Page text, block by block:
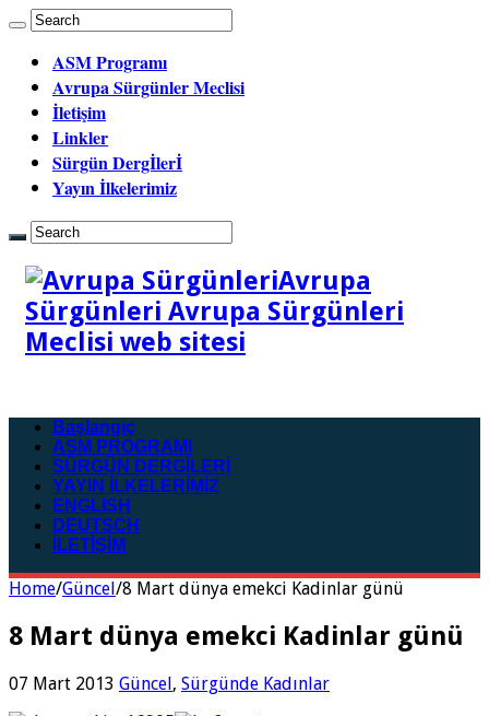
ASM Programı
Avrupa Sürgünler Meclisi
İletişim
Linkler
Sürgün Dergİlerİ
Yayın İlkelerimiz
Avrupa
Sürgünleri Avrupa Sürgünleri
Meclisi web sitesi
Başlangıç
ASM PROGRAMI
SÜRGÜN DERGİLERİ
YAYIN İLKELERİMİZ
ENGLISH
DEUTSCH
İLETİŞİM
Home/Güncel/8 Mart dünya emekci Kadinlar günü
8 Mart dünya emekci Kadinlar günü
07 Mart 2013 Güncel, Sürgünde Kadınlar